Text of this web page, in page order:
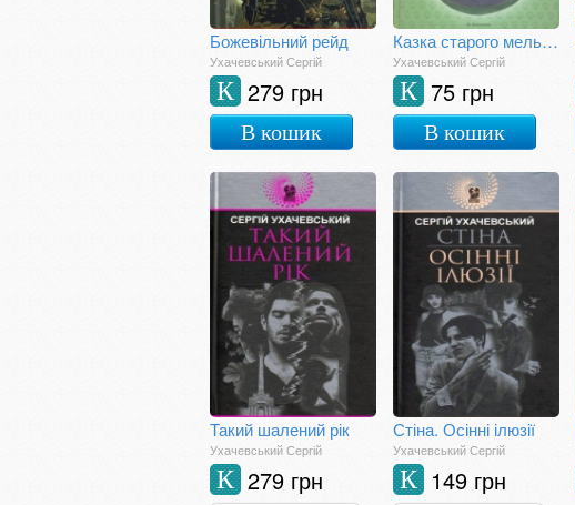
Божевільний рейд
Ухачевський Сергій
279 грн
К
В кошик
Казка старого мельника
Ухачевський Сергій
75 грн
К
В кошик
Такий шалений рік
Ухачевський Сергій
279 грн
К
Стіна. Осінні ілюзії
Ухачевський Сергій
149 грн
К